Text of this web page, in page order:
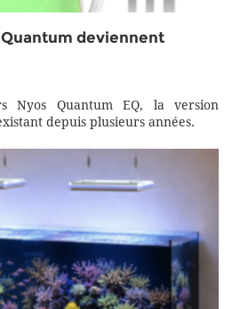
deviennent
Nyos Quantum EQ, la version
depuis plusieurs années.